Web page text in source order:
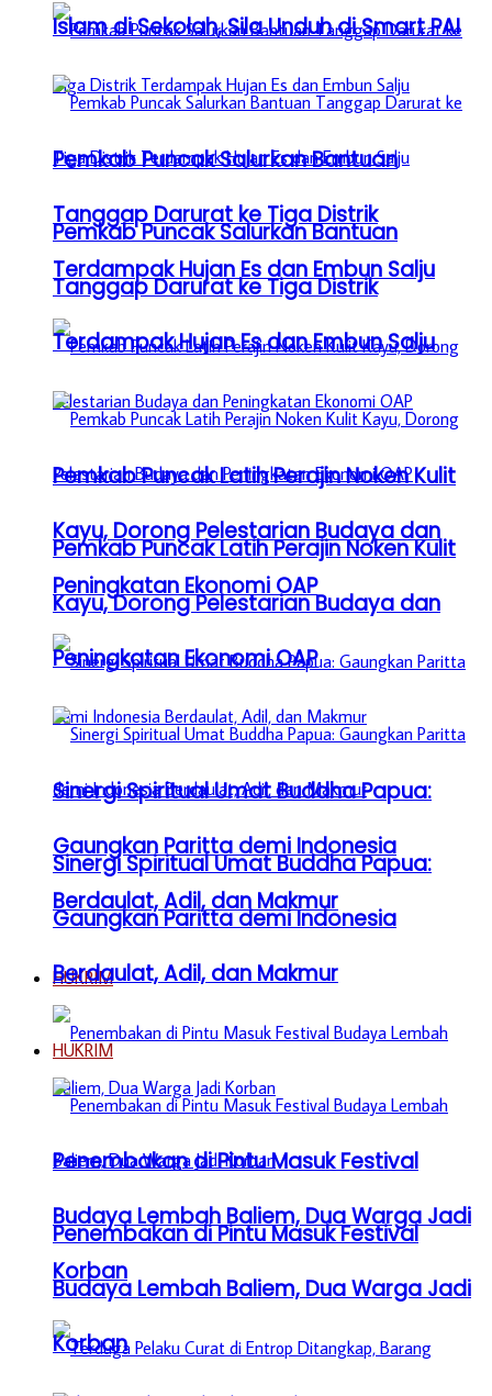
Pemkab Puncak Salurkan Bantuan
Tanggap Darurat ke Tiga Distrik
Terdampak Hujan Es dan Embun Salju
Pemkab Puncak Latih Perajin Noken Kulit
Kayu, Dorong Pelestarian Budaya dan
Peningkatan Ekonomi OAP
Sinergi Spiritual Umat Buddha Papua:
Gaungkan Paritta demi Indonesia
Berdaulat, Adil, dan Makmur
HUKRIM
Penembakan di Pintu Masuk Festival
Budaya Lembah Baliem, Dua Warga Jadi
Korban
Islam di Sekolah, Sila Unduh di Smart PAI
Pemkab Puncak Salurkan Bantuan
Tanggap Darurat ke Tiga Distrik
Terdampak Hujan Es dan Embun Salju
Pemkab Puncak Latih Perajin Noken Kulit
Kayu, Dorong Pelestarian Budaya dan
Peningkatan Ekonomi OAP
Sinergi Spiritual Umat Buddha Papua:
Gaungkan Paritta demi Indonesia
Berdaulat, Adil, dan Makmur
HUKRIM
Penembakan di Pintu Masuk Festival
Budaya Lembah Baliem, Dua Warga Jadi
Korban